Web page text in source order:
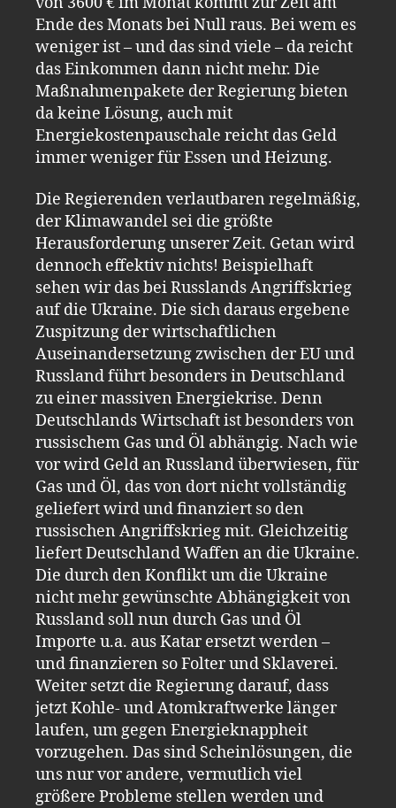
Ende des Monats bei Null raus. Bei wem es
weniger ist – und das sind viele – da reicht
das Einkommen dann nicht mehr. Die
Maßnahmenpakete der Regierung bieten
da keine Lösung, auch mit
Energiekostenpauschale reicht das Geld
immer weniger für Essen und Heizung.
Die Regierenden verlautbaren regelmäßig,
der Klimawandel sei die größte
Herausforderung unserer Zeit. Getan wird
dennoch effektiv nichts! Beispielhaft
sehen wir das bei Russlands Angriffskrieg
auf die Ukraine. Die sich daraus ergebene
Zuspitzung der wirtschaftlichen
Auseinandersetzung zwischen der EU und
Russland führt besonders in Deutschland
zu einer massiven Energiekrise. Denn
Deutschlands Wirtschaft ist besonders von
russischem Gas und Öl abhängig. Nach wie
vor wird Geld an Russland überwiesen, für
Gas und Öl, das von dort nicht vollständig
geliefert wird und finanziert so den
russischen Angriffskrieg mit. Gleichzeitig
liefert Deutschland Waffen an die Ukraine.
Die durch den Konflikt um die Ukraine
nicht mehr gewünschte Abhängigkeit von
Russland soll nun durch Gas und Öl
Importe u.a. aus Katar ersetzt werden –
und finanzieren so Folter und Sklaverei.
Weiter setzt die Regierung darauf, dass
jetzt Kohle- und Atomkraftwerke länger
laufen, um gegen Energieknappheit
vorzugehen. Das sind Scheinlösungen, die
uns nur vor andere, vermutlich viel
größere Probleme stellen werden und